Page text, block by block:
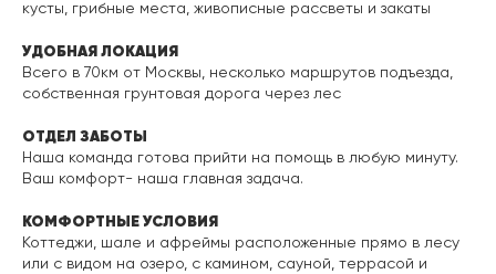
кусты, грибные места, живописные рассветы и закаты
УДОБНАЯ ЛОКАЦИЯ
Всего в 70км от Москвы, несколько маршрутов подъезда,
собственная грунтовая дорога через лес
ОТДЕЛ ЗАБОТЫ
Наша команда готова прийти на помощь в любую минуту.
Ваш комфорт- наша главная задача.
КОМФОРТНЫЕ УСЛОВИЯ
Коттеджи, шале и афреймы расположенные прямо в лесу
или с видом на озеро, с камином, сауной, террасой и